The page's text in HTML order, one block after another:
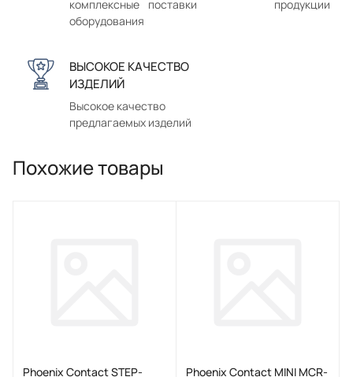
комплексные поставки
оборудования
продукции
ВЫСОКОЕ КАЧЕСТВО
ИЗДЕЛИЙ
Высокое качество
предлагаемых изделий
Похожие товары
Phoenix Contact STEP-
Phoenix Contact MINI MCR-